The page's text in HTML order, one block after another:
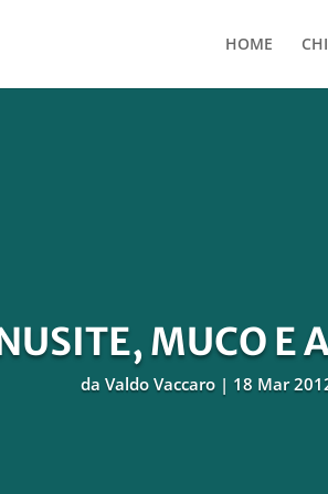
HOME
MUCO E
da Valdo Vaccaro 18 Mar